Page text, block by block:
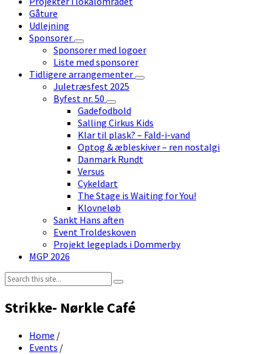
Gåture
Udlejning
Sponsorer
Sponsorer med logoer
Liste med sponsorer
Tidligere arrangementer
Juletræsfest 2025
Byfest nr. 50
Gadefodbold
Salling Cirkus Kids
Klar til plask? – Fald-i-vand
Optog & æbleskiver – ren nostalgi
Danmark Rundt
Versus
Cykeldart
The Stage is Waiting for You!
Klovneløb
Sankt Hans aften
Event Troldeskoven
Projekt legeplads i Dommerby
MGP 2026
Search:
Strikke- Nørkle Café
Home /
Events /